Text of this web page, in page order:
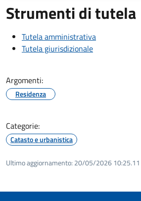
Strumenti di tutela
Tutela amministrativa
Tutela giurisdizionale
Argomenti:
Residenza
Categorie:
Catasto e urbanistica
Ultimo aggiornamento: 20/05/2026 10:25.11